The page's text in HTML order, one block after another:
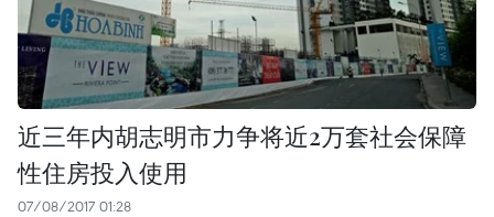
近三年内胡志明市力争将近2万套社会保障
性住房投入使用
07/08/2017 01:28